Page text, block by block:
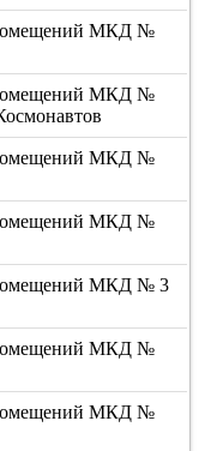
помещений МКД №
помещений МКД №
помещений МКД №
помещений МКД №
МКД № 3
помещений МКД №
помещений МКД №